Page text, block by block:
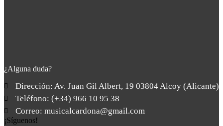
¿Alguna duda?
Dirección: Av. Juan Gil Albert, 19 03804 Alcoy (Alicante)
Teléfono: (+34) 966 10 95 38
Correo: musicalcardona@gmail.com
¡Síguenos!